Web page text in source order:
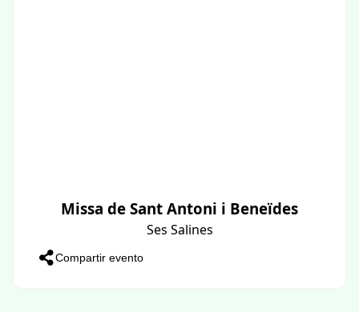
Missa de Sant Antoni i Beneïdes
Ses Salines
Compartir evento